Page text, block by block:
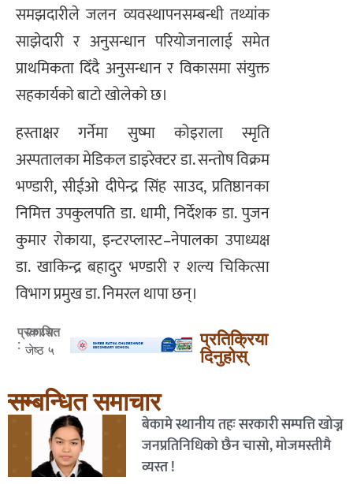
समझदारीले जलन व्यवस्थापनसम्बन्धी तथ्यांक
साझेदारी र अनुसन्धान परियोजनालाई समेत
प्राथमिकता दिँदै अनुसन्धान र विकासमा संयुक्त
सहकार्यको बाटो खोलेको छ।
हस्ताक्षर गर्नेमा सुष्मा कोइराला स्मृति
अस्पतालका मेडिकल डाइरेक्टर डा. सन्तोष विक्रम
भण्डारी, सीईओ दीपेन्द्र सिंह साउद, प्रतिष्ठानका
निमित्त उपकुलपति डा. धामी, निर्देशक डा. पुजन
कुमार रोकाया, इन्टरप्लास्ट–नेपालका उपाध्यक्ष
डा. खाकिन्द्र बहादुर भण्डारी र शल्य चिकित्सा
विभाग प्रमुख डा. निमरल थापा छन्।
प्रकाशित
:
२०८२
जेष्ठ ५
प्रतिक्रिया
दिनुहोस्
सम्बन्धित समाचार
बेकामे स्थानीय तहः सरकारी सम्पत्ति खोज्न
जनप्रतिनिधिको छैन चासो, मोजमस्तीमै
व्यस्त !